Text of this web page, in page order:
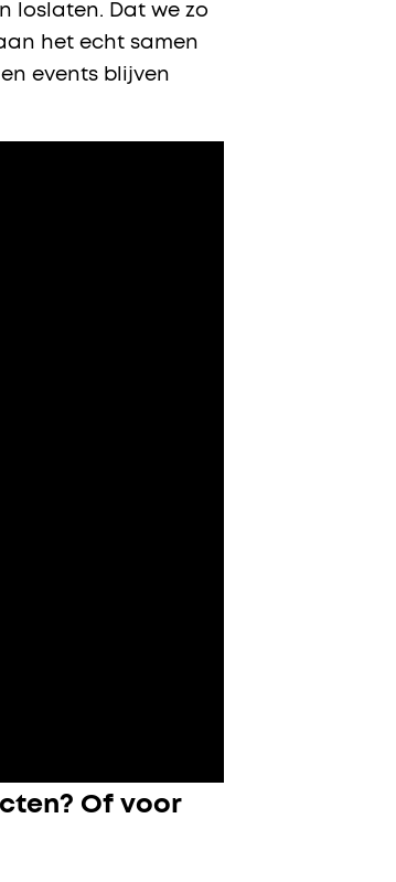
loslaten. Dat we zo
het echt samen
en events blijven
Of voor